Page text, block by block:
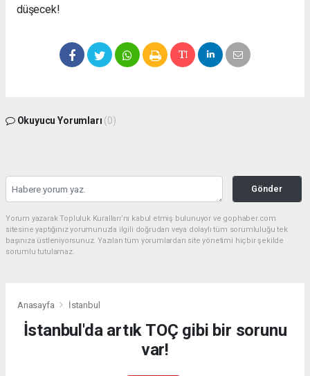
düşecek!
Okuyucu Yorumları (0)
Gönder
Yorum yazarak Topluluk Kuralları’nı kabul etmiş bulunuyor ve gophaber.com
sitesine yaptığınız yorumunuzla ilgili doğrudan veya dolaylı tüm sorumluluğu tek
başınıza üstleniyorsunuz. Yazılan tüm yorumlardan site yönetimi hiçbir şekilde
sorumlu tutulamaz.
Anasayfa İstanbul
İstanbul'da artık TOÇ gibi bir sorunu
var!